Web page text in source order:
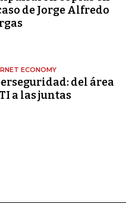
de Jorge Alfredo
ECONOMY
del área
a las juntas